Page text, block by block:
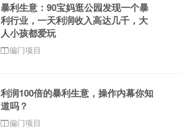
暴利生意：90宝妈逛公园发现一个暴
利行业，一天利润收入高达几千，大
人小孩都爱玩
偏门项目
利润100倍的暴利生意，操作内幕你知
道吗？
偏门项目